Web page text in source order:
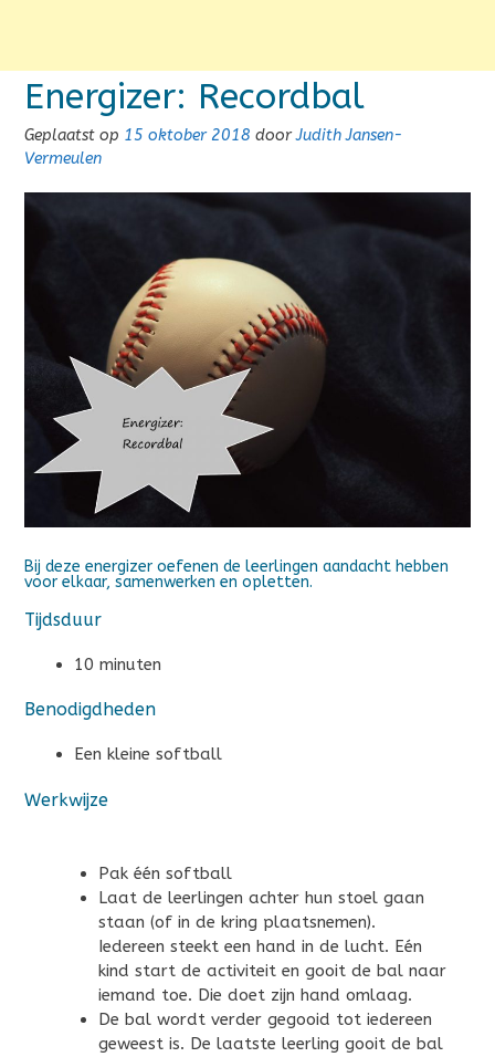
Energizer: Recordbal
Geplaatst op 15 oktober 2018 doorJudith Jansen-
Vermeulen
Bij deze energizer oefenen de leerlingen aandacht hebben
voor elkaar, samenwerken en opletten.
Tijdsduur
10 minuten
Benodigdheden
Een kleine softball
Werkwijze
Pak één softball
Laat de leerlingen achter hun stoel gaan
staan (of in de kring plaatsnemen).
Iedereen steekt een hand in de lucht. Eén
kind start de activiteit en gooit de bal naar
iemand toe. Die doet zijn hand omlaag.
De bal wordt verder gegooid tot iedereen
geweest is. De laatste leerling gooit de bal